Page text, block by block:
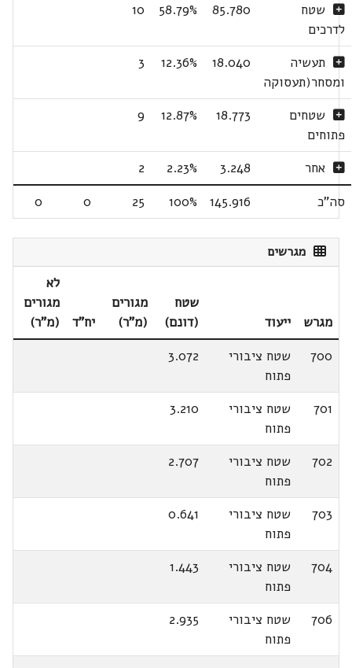
שטח
לדרכים
85.780
58.79%
10
תעשיה
ומסחר(תעסוקה
18.040
12.36%
3
שטחים
פתוחים
18.773
12.87%
9
אחר 3.248
2.23%
2
סה"כ
145.916
100%
25
0
0
מגרשים
מגרש ייעוד
שטח
(דונם)
מגורים
(מ"ר)
יח"ד
לא
מגורים
(מ"ר)
700
שטח ציבורי
פתוח
3.072
701
שטח ציבורי
פתוח
3.210
702
שטח ציבורי
פתוח
2.707
703
שטח ציבורי
פתוח
0.641
704
שטח ציבורי
פתוח
1.443
706
שטח ציבורי
פתוח
2.935